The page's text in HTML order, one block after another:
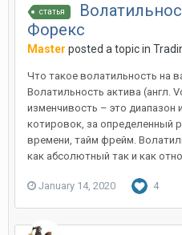
статья
Форекс
Master posted a topic in
Что такое волатильность на
Волатильность актива (англ.
изменчивость – это диапазон
котировок, за определенный
времени, тайм фрейм.
как абсолютный так и как
January 14, 2020 4